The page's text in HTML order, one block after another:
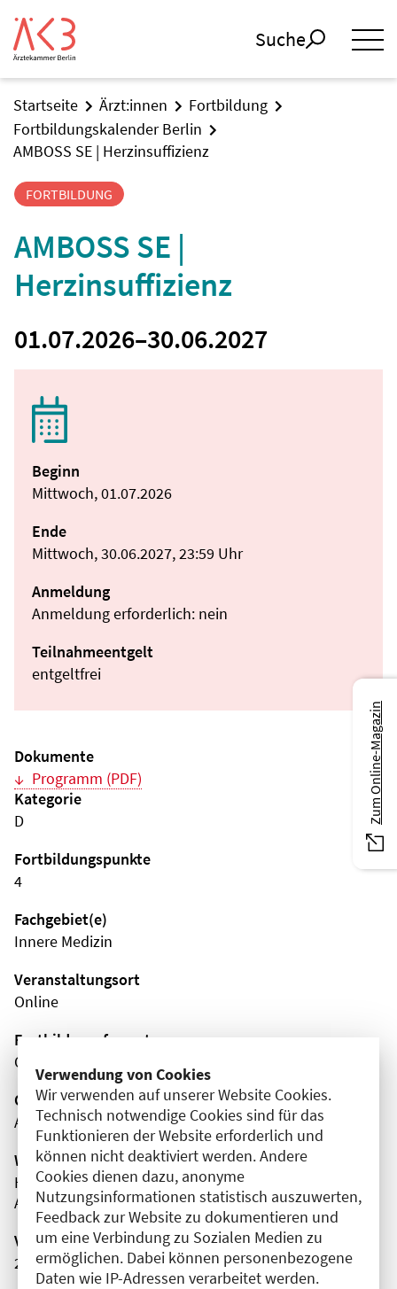
Verwendung von Cookies
Wir verwenden auf unserer Website Cookies.
Technisch notwendige Cookies sind für das
Funktionieren der Website erforderlich und
können nicht deaktiviert werden. Andere
Cookies dienen dazu, anonyme
Nutzungsinformationen statistisch auszuwerten,
Feedback zur Website zu dokumentieren und
um eine Verbindung zu Sozialen Medien zu
ermöglichen. Dabei können personenbezogene
Daten wie IP-Adressen verarbeitet werden.
Suche
Startseite Ärzt:innen
Fortbildung
Fortbildungskalender Berlin
AMBOSS SE | Herzinsuffizienz
FORTBILDUNG
AMBOSS SE |
Herzinsuffizienz
01.07.2026–30.06.2027
Beginn
Mittwoch, 01.07.2026
Ende
Mittwoch, 30.06.2027, 23:59 Uhr
Anmeldung
Anmeldung erforderlich: nein
Teilnahmeentgelt
entgeltfrei
Dokumente
Programm (PDF)
Kategorie
D
Fortbildungspunkte
4
Fachgebiet(e)
Innere Medizin
Veranstaltungsort
Online
Fortbildungsformat
Online
Organisator(en)
AMBOSS SE
Wissenschaftliche Leitung
Herr Emrah Hircin
AMBOSS SE
Veranstaltungsnummer
2761102026032730001
Zum Online-Magazin